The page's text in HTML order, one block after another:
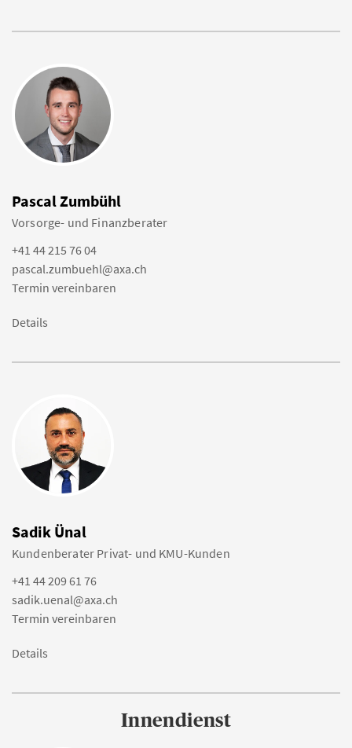
Pascal Zumbühl
Vorsorge- und Finanzberater
+41 44 215 76 04
pascal.zumbuehl@axa.ch
Termin vereinbaren
Details
Sadik Ünal
Kundenberater Privat- und KMU-Kunden
+41 44 209 61 76
sadik.uenal@axa.ch
Termin vereinbaren
Details
Innendienst